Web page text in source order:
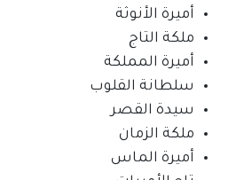
أميرة الأنوثة
ملكة التاج
أميرة المملكة
سلطانة القلوب
سيدة القصر
ملكة الزمان
أميرة الماس